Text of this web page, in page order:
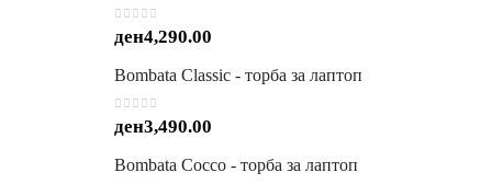
out of 5
ден4,290.00
Bombata Classic - торба за лаптоп
out of 5
ден3,490.00
Bombata Cocco - торба за лаптоп